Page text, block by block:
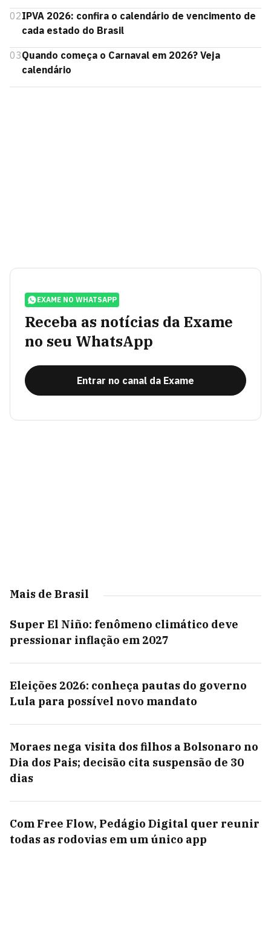
02IPVA 2026: confira o calendário de vencimento de
cada estado do Brasil
03Quando começa o Carnaval em 2026? Veja
calendário
EXAME NO WHATSAPP
Receba as notícias da Exame
no seu WhatsApp
Entrar no canal da Exame
Mais de Brasil
Super El Niño: fenômeno climático deve
pressionar inflação em 2027
Eleições 2026: conheça pautas do governo
Lula para possível novo mandato
Moraes nega visita dos filhos a Bolsonaro no
Dia dos Pais; decisão cita suspensão de 30
dias
Com Free Flow, Pedágio Digital quer reunir
todas as rodovias em um único app